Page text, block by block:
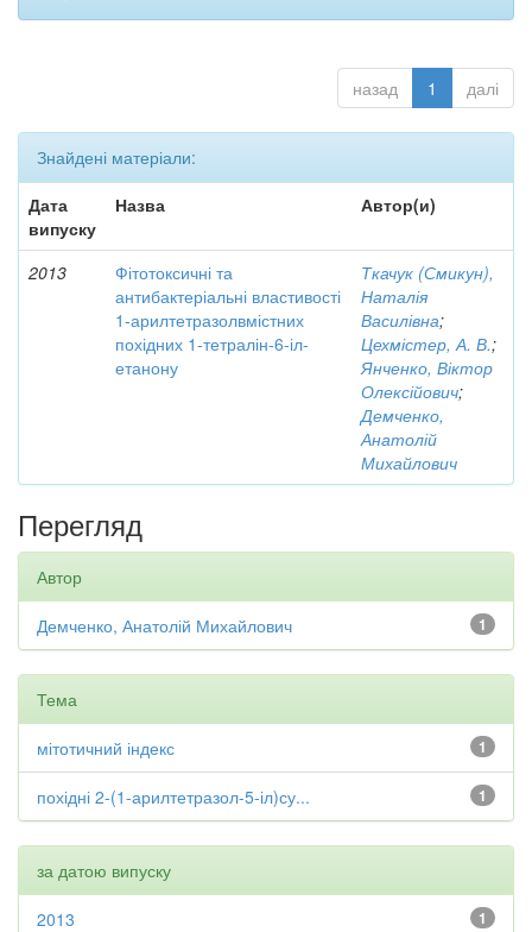
назад 1 далі
Знайдені матеріали:
Дата
випуску
Назва Автор(и)
2013
Фітотоксичні та
антибактеріальні властивості
1-арилтетразолвмістних
похідних 1-тетралін-6-іл-
етанону
Ткачук (Смикун),
Наталія
Василівна;
Цехмістер, А. В.;
Янченко, Віктор
Олексійович;
Демченко,
Анатолій
Михайлович
Перегляд
Автор
1
Демченко, Анатолій Михайлович
Тема
1
мітотичний індекс
1
похідні 2-(1-арилтетразол-5-іл)су...
за датою випуску
1
2013